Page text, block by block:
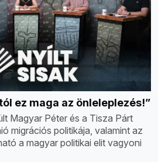
ez maga az önleleplezés!”
Magyar Péter és a Tisza Párt
migrációs politikája, valamint az
a magyar politikai elit vagyoni